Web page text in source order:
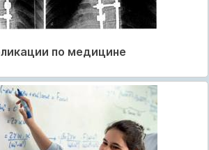
по медицине